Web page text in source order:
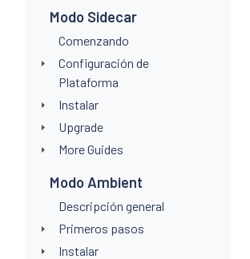
Modo Sidecar
Comenzando
Configuración de
Plataforma
Instalar
Upgrade
More Guides
Modo Ambient
Descripción general
Primeros pasos
Instalar